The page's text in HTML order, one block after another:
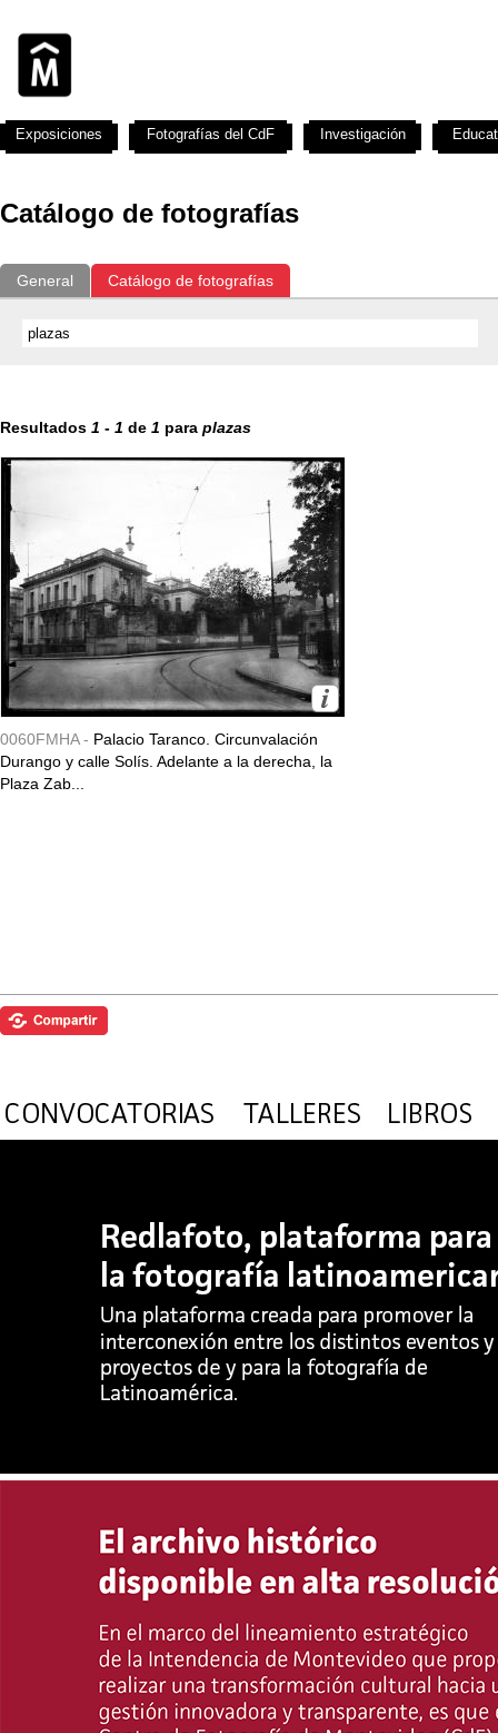
Catálogo de fotografías
General Catálogo de fotografías
Resultados 1 - 1 de 1 para plazas
0060FMHA - Palacio Taranco. Circunvalación
Durango y calle Solís. Adelante a la derecha, la
Plaza Zab...
Exposiciones Fotografías del CdF Investigación